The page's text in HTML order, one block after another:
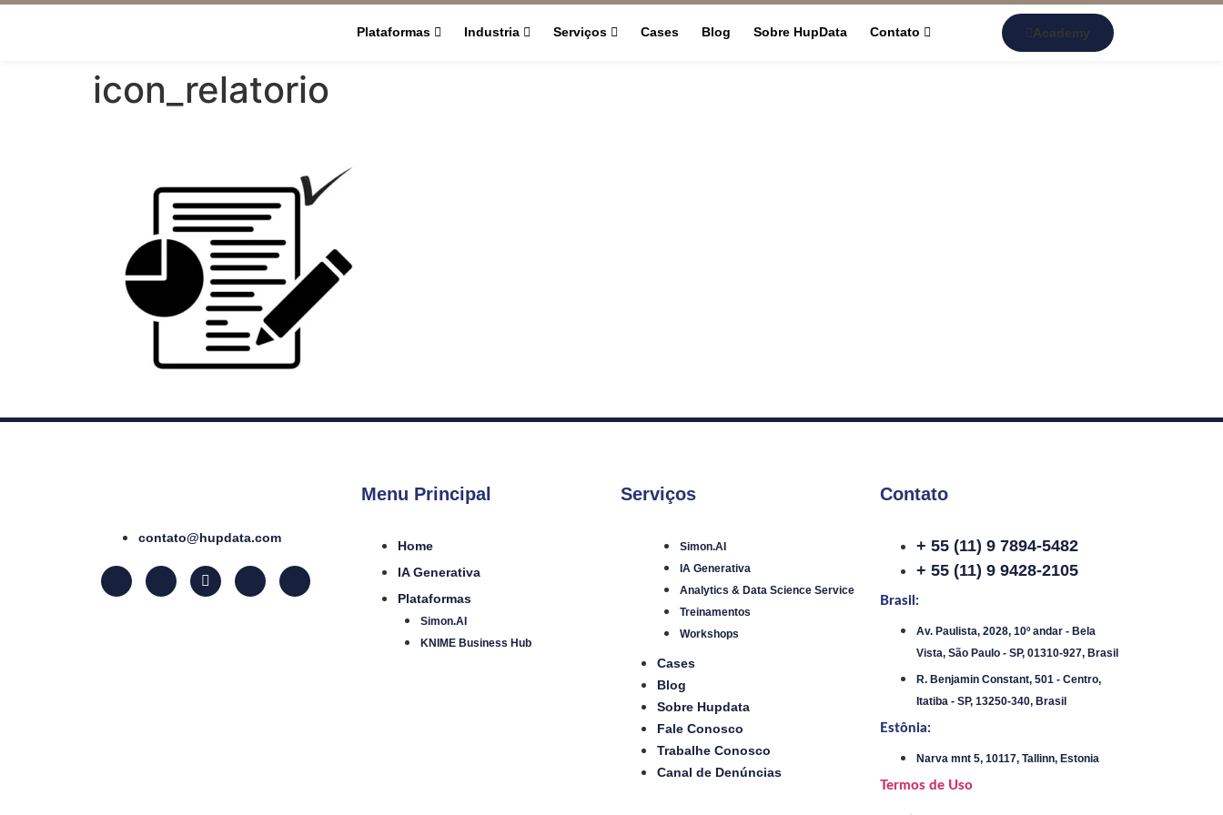
Plataformas Industria Serviços Cases Blog Sobre HupData Contato Academy
icon_relatorio
contato@hupdata.com
Menu Principal
Home
IA Generativa
Plataformas
Simon.AI
KNIME Business Hub
Serviços
Simon.AI
IA Generativa
Analytics & Data Science Service
Treinamentos
Workshops
Cases
Blog
Sobre Hupdata
Fale Conosco
Trabalhe Conosco
Canal de Denúncias
Contato
+ 55 (11) 9 7894-5482
+ 55 (11) 9 9428-2105
Brasil:
Av. Paulista, 2028, 10º andar - Bela
Vista, São Paulo - SP, 01310-927, Brasil
R. Benjamin Constant, 501 - Centro,
Itatiba - SP, 13250-340, Brasil
Estônia:
Narva mnt 5, 10117, Tallinn, Estonia
Termos de Uso